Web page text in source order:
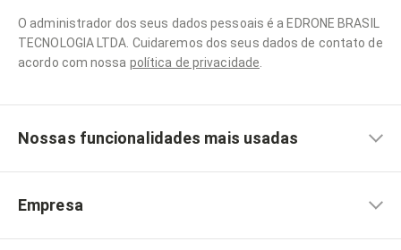
O administrador dos seus dados pessoais é a EDRONE BRASIL
TECNOLOGIA LTDA. Cuidaremos dos seus dados de contato de
acordo com nossa política de privacidade.
Nossas funcionalidades mais usadas
Empresa